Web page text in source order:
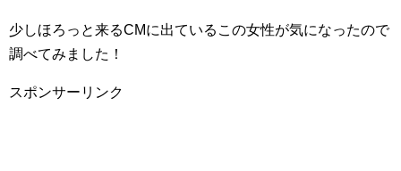
少しほろっと来るCMに出ているこの女性が気になったので
調べてみました！
スポンサーリンク